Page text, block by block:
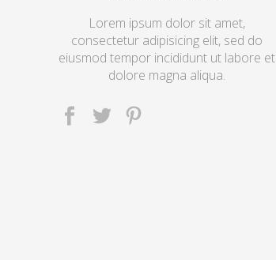
Lorem ipsum dolor sit amet,
consectetur adipisicing elit, sed do
eiusmod tempor incididunt ut labore et
dolore magna aliqua.